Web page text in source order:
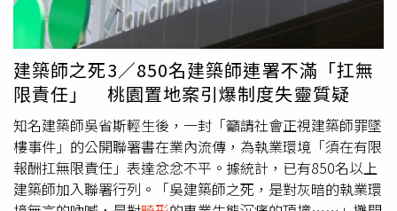
建築師之死3／850名建築師連署不滿「扛無
限責任」 桃園置地案引爆制度失靈質疑
知名建築師吳省斯輕生後，一封「籲請社會正視建築師罪墜
樓事件」的公開聯署書在業內流傳，為執業環境「須在有限
報酬扛無限責任」表達忿忿不平。據統計，已有850名以上
建築師加入聯署行列。「吳建築師之死，是對灰暗的執業環